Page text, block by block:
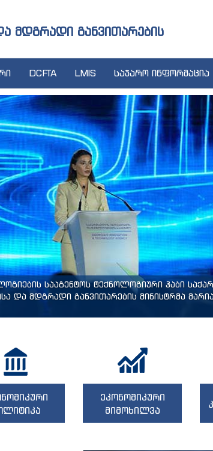
მდგრადი განვითარების
DCFTA LMIS საჯარო ინფორმაცია
სააგენტოს ტექნოლოგიური ჰაბი
და მდგრადი განვითარების მინისტრმა
ეკონომიკური
მიმოხილვა